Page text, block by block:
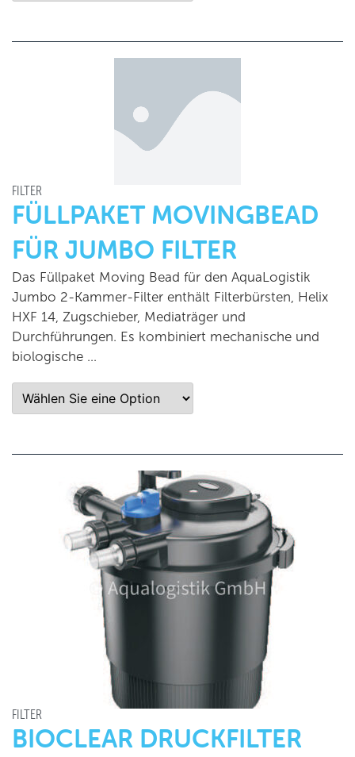
FILTER
FÜLLPAKET MOVINGBEAD
FÜR JUMBO FILTER
Das Füllpaket Moving Bead für den AquaLogistik
Jumbo 2-Kammer-Filter enthält Filterbürsten, Helix
HXF 14, Zugschieber, Mediaträger und
Durchführungen. Es kombiniert mechanische und
biologische …
FILTER
BIOCLEAR DRUCKFILTER